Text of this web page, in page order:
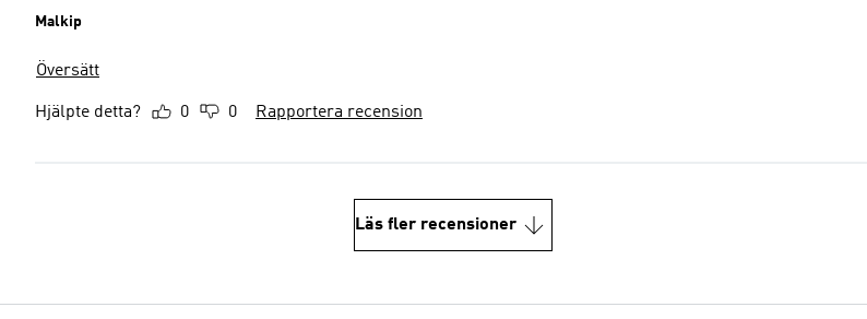
Malkip
Översätt
Hjälpte detta? 0 0 Rapportera recension
Läs fler recensioner